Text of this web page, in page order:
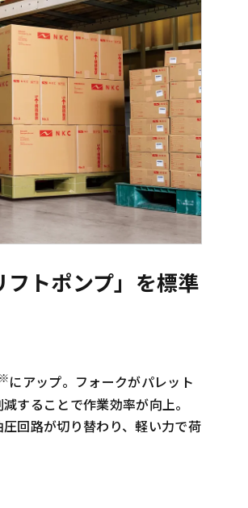
トポンプ」を標準
※にアップ。フォークがパレット
することで作業効率が向上。
回路が切り替わり、軽い力で荷